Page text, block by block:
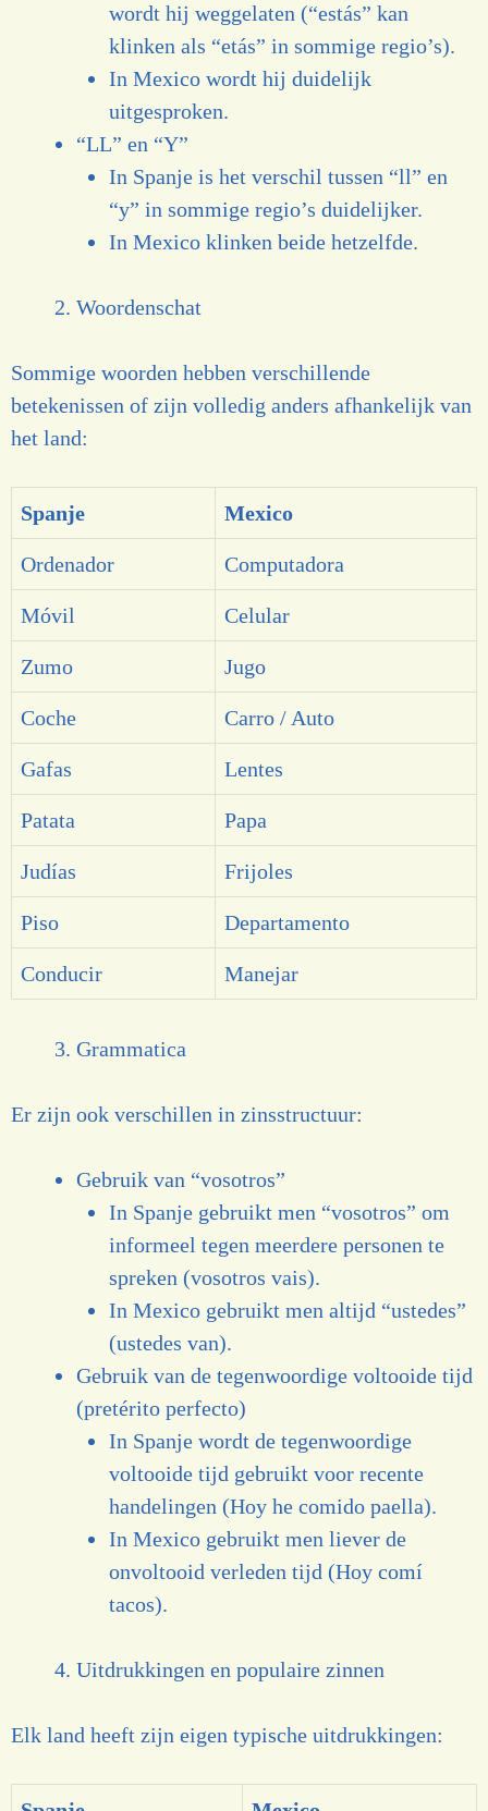
wordt hij weggelaten (“estás” kan
klinken als “etás” in sommige regio’s).
In Mexico wordt hij duidelijk
uitgesproken.
“LL” en “Y”
In Spanje is het verschil tussen “ll” en
“y” in sommige regio’s duidelijker.
In Mexico klinken beide hetzelfde.
Woordenschat
Sommige woorden hebben verschillende
betekenissen of zijn volledig anders afhankelijk van
het land:
Spanje Mexico
Ordenador Computadora
Móvil Celular
Zumo Jugo
Coche Carro / Auto
Gafas Lentes
Patata Papa
Judías Frijoles
Piso Departamento
Conducir Manejar
Grammatica
Er zijn ook verschillen in zinsstructuur:
Gebruik van “vosotros”
In Spanje gebruikt men “vosotros” om
informeel tegen meerdere personen te
spreken (vosotros vais).
In Mexico gebruikt men altijd “ustedes”
(ustedes van).
Gebruik van de tegenwoordige voltooide tijd
(pretérito perfecto)
In Spanje wordt de tegenwoordige
voltooide tijd gebruikt voor recente
handelingen (Hoy he comido paella).
In Mexico gebruikt men liever de
onvoltooid verleden tijd (Hoy comí
tacos).
Uitdrukkingen en populaire zinnen
Elk land heeft zijn eigen typische uitdrukkingen: